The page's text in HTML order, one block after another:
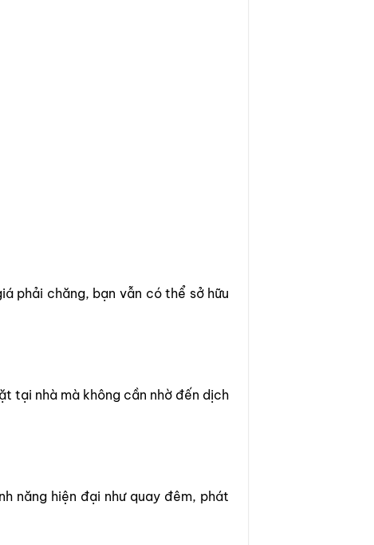
phải chăng, bạn vẫn có thể sở hữu
tại nhà mà không cần nhờ đến dịch
năng hiện đại như quay đêm, phát